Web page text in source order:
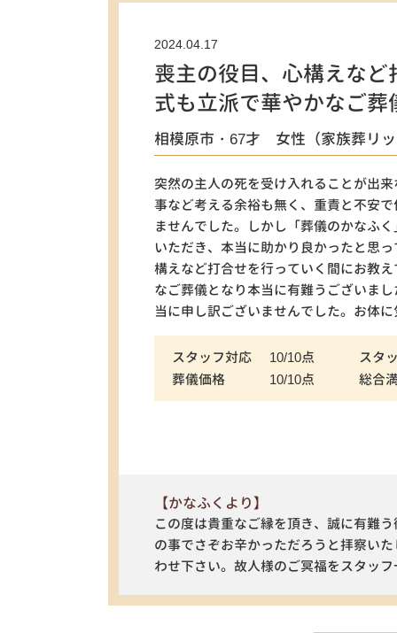
2024.04.17
喪主の役目、心構えな
式も立派で華やかなご
相模原市・67才 女性（家族葬リ
突然の主人の死を受け入れることが出
事など考える余裕も無く、重責と不安
ませんでした。しかし「葬儀のかなふ
いただき、本当に助かり良かったと思
構えなど打合せを行っていく間にお教
なご葬儀となり本当に有難うございま
当に申し訳ございませんでした。お体
スタッフ対応 10/10点
スタ
葬儀価格
10/10点 総合
【かなふくより】
この度は貴重なご縁を頂き、誠に有難
の事でさぞお辛かっただろうと拝察い
わせ下さい。故人様のご冥福をスタッ